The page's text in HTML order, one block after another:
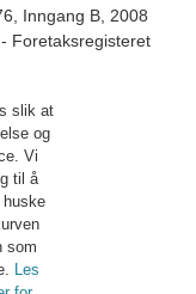
Inngang B, 2008
Foretaksregisteret
slik at
og
Vi
til å
huske
som
Les